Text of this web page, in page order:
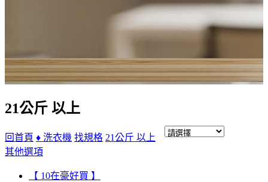
21公斤 以上
回首頁 ♦ 洗衣機 找規格 21公斤 以上
其他選項
【 10在豪好買 】